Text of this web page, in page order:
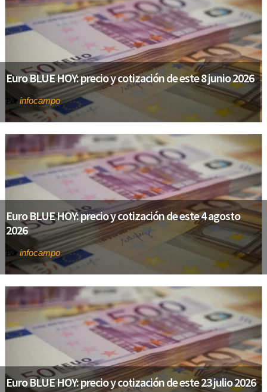
Euro BLUE HOY: precio y cotización de este 8 junio 2026
Por infocampo
Euro BLUE HOY: precio y cotización de este 4 agosto
2026
Por infocampo
Euro BLUE HOY: precio y cotización de este 23 julio 2026